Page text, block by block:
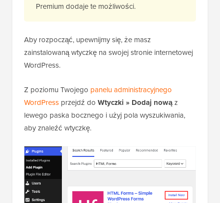
Premium dodaje te możliwości.
Aby rozpocząć, upewnijmy się, że masz
zainstalowaną wtyczkę na swojej stronie internetowej
WordPress.
Z poziomu Twojego panelu administracyjnego
WordPress przejdź do Wtyczki » Dodaj nowąz
lewego paska bocznego i użyj pola wyszukiwania,
aby znaleźć wtyczkę.